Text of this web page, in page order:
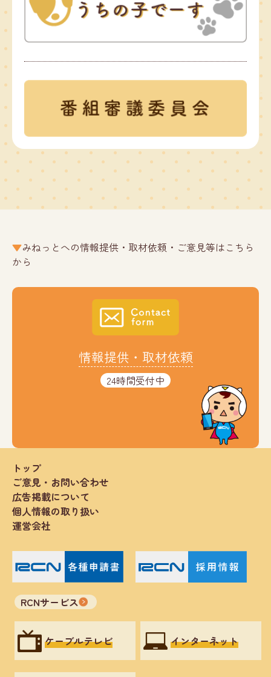
みねっとへの情報提供・取材依頼・ご意見等はこちら
から
情報提供・取材依頼
24時間受付中
トップ
ご意見・お問い合わせ
広告掲載について
個人情報の取り扱い
運営会社
RCNサービス
ケーブルテレビ インターネット